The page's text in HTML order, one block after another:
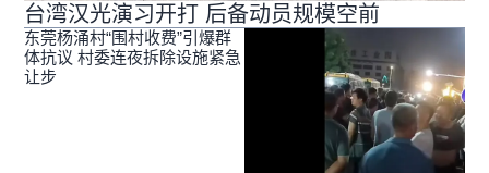
台湾汉光演习开打 后备动员规模空前
东莞杨涌村“围村收费”引爆群
体抗议 村委连夜拆除设施紧急
让步